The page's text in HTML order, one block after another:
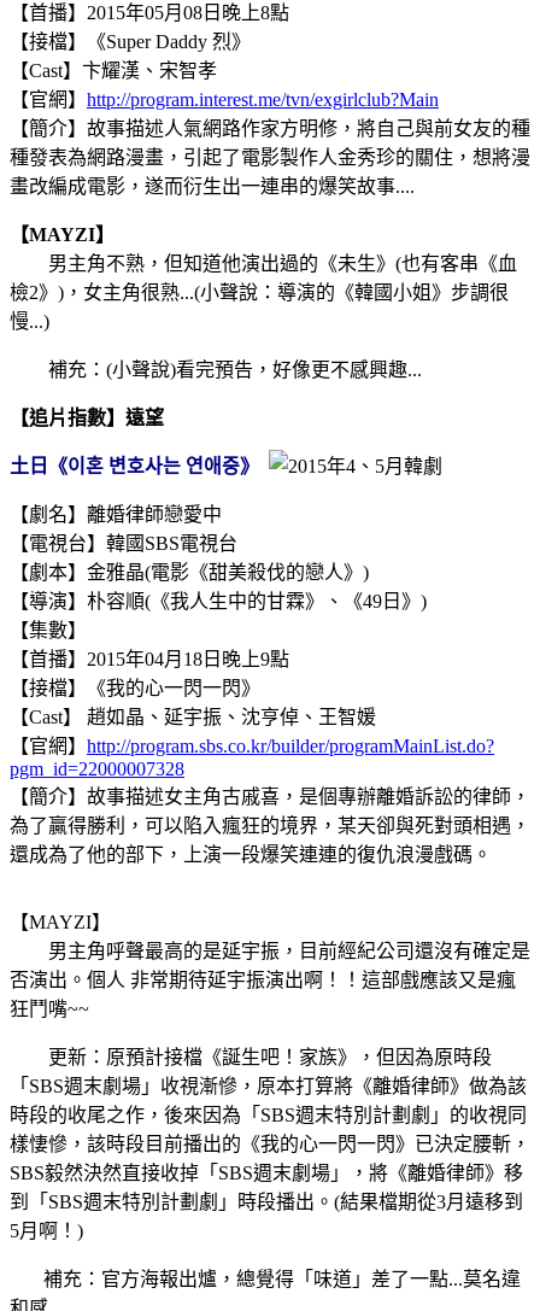
【首播】2015年05月08日晚上8點
【接檔】《Super Daddy 烈》
【Cast】卞耀漢、宋智孝
【官網】 http://program.interest.me/tvn/exgirlclub?Main
【簡介】故事描述人氣網路作家方明修，將自己與前女友的種
種發表為網路漫畫，引起了電影製作人金秀珍的關住，想將漫
畫改編成電影，遂而衍生出一連串的爆笑故事....
【MAYZI】
男主角不熟，但知道他演出過的《未生》(也有客串《血
檢2》)，女主角很熟...(小聲說：導演的《韓國小姐》步調很
慢...)
補充：(小聲說)看完預告，好像更不感興趣...
【追片指數】遠望
土日《이혼 변호사는 연애중》
【劇名】離婚律師戀愛中
【電視台】韓國SBS電視台
【劇本】金雅晶(電影《甜美殺伐的戀人》)
【導演】朴容順(《我人生中的甘霖》、《49日》)
【集數】
【首播】2015年04月18日晚上9點
【接檔】《我的心一閃一閃》
【Cast】 趙如晶、延宇振、沈亨倬、王智媛
【官網】 http://program.sbs.co.kr/builder/programMainList.do?
pgm_id=22000007328
【簡介】故事描述女主角古戚喜，是個專辦離婚訴訟的律師，
為了贏得勝利，可以陷入瘋狂的境界，某天卻與死對頭相遇，
還成為了他的部下，上演一段爆笑連連的復仇浪漫戲碼。
【MAYZI】
男主角呼聲最高的是延宇振，目前經紀公司還沒有確定是
否演出。個人 非常期待延宇振演出啊！！這部戲應該又是瘋
狂鬥嘴~~
更新：原預計接檔《誕生吧！家族》，但因為原時段
「SBS週末劇場」收視漸慘，原本打算將《離婚律師》做為該
時段的收尾之作，後來因為「SBS週末特別計劃劇」的收視同
樣悽慘，該時段目前播出的《我的心一閃一閃》已決定腰斬，
SBS毅然決然直接收掉「SBS週末劇場」，將《離婚律師》移
到「SBS週末特別計劃劇」時段播出。(結果檔期從3月遠移到
5月啊！)
補充：官方海報出爐，總覺得「味道」差了一點...莫名違